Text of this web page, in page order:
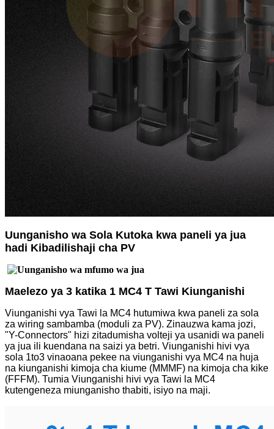
Uunganisho wa Sola Kutoka kwa paneli ya jua
hadi Kibadilishaji cha PV
Maelezo ya 3 katika 1 MC4 T Tawi Kiunganishi
Viunganishi vya Tawi la MC4 hutumiwa kwa paneli za sola
za wiring sambamba (moduli za PV). Zinauzwa kama jozi,
"Y-Connectors" hizi zitadumisha volteji ya usanidi wa paneli
ya jua ili kuendana na saizi ya betri. Viunganishi hivi vya
sola 1to3 vinaoana pekee na viunganishi vya MC4 na huja
na kiunganishi kimoja cha kiume (MMMF) na kimoja cha kike
(FFFM). Tumia Viunganishi hivi vya Tawi la MC4
kutengeneza miunganisho thabiti, isiyo na maji.